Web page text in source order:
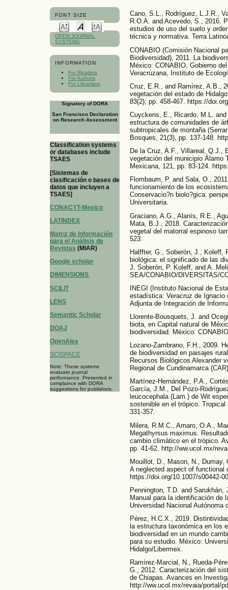
FONT SIZE
OPEN JOURNAL
SYSTEMS
INFORMATION
For Readers
For Authors
For Librarians
Signatory of DORA
San Francisco Declaration
on Research Assessment
Classification systems
or databases include
TSAES
[Sistemas de
clasificación o bases de
datos que incluyen a
TSAES]
CONACYT-Mexico
LATINDEX
Matriz de Información
para el Análisis de
Revistas (MIAR)
Google scholar
DIMENSIONS
SCILIT
LENS
Semantic Scholar
DOAJ
OpenAlex
SCISPACE
Note: These systems
evaluate journal
performance. Presented in
complaince with DORA
suggestions for publishers.
Cano, S.L., Rodríguez, L.J.R.,
R.O.A. and Acevedo, S., 2016.
estudios de uso del suelo y
técnica y normativa. Terra
CONABIO (Comisión Nacional
Biodiversidad), 2011. La
México: CONABIO, Gobierno
Veracruzana, Instituto de
Cruz, E.R., and Ramírez, A.B.,
vegetación del estado de
83(2), pp. 458-467. https://
Cuyckens, E., Ricardo, M.L.
estructura de comunidades de
subtropicales de montaña
Bosques, 21(3), pp. 137-148.
De la Cruz, A.F., Villareal, Q.J.,
vegetación del municipio Álamo
Mexicana, 121, pp. 83-124.
Flombaum, P. and Sala, O.,
funcionamiento de los
Conservacio?n biolo?gica:
Universitaria.
Graciano, A.G., Alanís, R.E.,
Mata, B.J., 2018.
vegetal del matorral espinoso
523.
Halffter, G., Soberón, J., Koleff,
biológica: el significado de las
J. Soberón, P. Koleff, and A.
SEA/CONABIO/DIVERSITAS/
INEGI (Instituto Nacional de
estadística: Veracruz de Ignacio
Adjunta de Integración de
Llorente-Bousquets, J. and
biota, en Capital natural de
biodiversidad. México:
Lozano-Zambrano, F.H., 2009.
de biodiversidad en paisajes
Recursos Biológicos Alexander
Regional de Cundinamarca
Martínez-Hernández, P.A.,
García, J.M., Del Pozo-
leucocephala (Lam.) de Wit
sostenible en el trópico.
331-357.
Milera, R.M.C., Amaro, O.A.,
Megathyrsus maximus.
cambio climático en el trópico.
pp. 41-62. http://ww.ucol.mx/
Mouillot, D., Mason, N.,
A neglected aspect of functional
https://doi.org/10.1007/s00442-
Pennington, T.D. and
Manual para la identificación de
Universidad Nacional
Pérez, H.C.X., 2019.
la estructura taxonómica en los
biodiversidad en un mundo
para su estudio. México:
Hidalgo/Libermex.
Ramírez-Marcial, N., Rueda-
G., 2012. Caracterización del
de Chiapas. Avances en
http://ww.ucol.mx/revaia/portal/